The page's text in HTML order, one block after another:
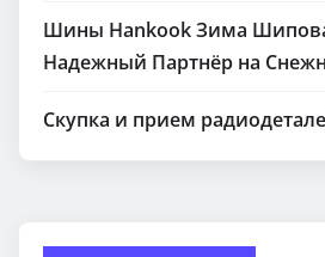
Шины Hankook Зима
Надежный Партнёр на
Скупка и прием